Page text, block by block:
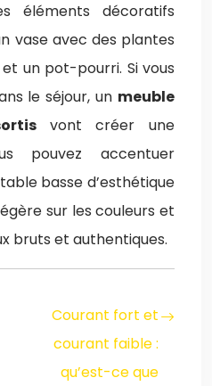
éléments décoratifs
vase avec des plantes
un pot-pourri. Si vous
le séjour, un meuble
vont créer une
pouvez accentuer
basse d’esthétique
sur les couleurs et
bruts et authentiques.
Courant fort et
courant faible :
qu’est-ce que